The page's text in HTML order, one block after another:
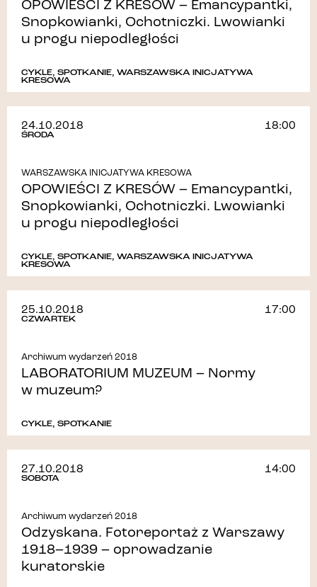
OPOWIEŚCI Z KRESÓW – Emancypantki,
Snopkowianki, Ochotniczki. Lwowianki
u progu niepodległości
CYKLE, SPOTKANIE, WARSZAWSKA INICJATYWA
KRESOWA
24.10.2018
ŚRODA
18:00
WARSZAWSKA INICJATYWA KRESOWA
OPOWIEŚCI Z KRESÓW – Emancypantki,
Snopkowianki, Ochotniczki. Lwowianki
u progu niepodległości
CYKLE, SPOTKANIE, WARSZAWSKA INICJATYWA
KRESOWA
25.10.2018
CZWARTEK
17:00
Archiwum wydarzeń 2018
LABORATORIUM MUZEUM – Normy
w muzeum?
CYKLE, SPOTKANIE
27.10.2018
SOBOTA
14:00
Archiwum wydarzeń 2018
Odzyskana. Fotoreportaż z Warszawy
1918–1939 – oprowadzanie
kuratorskie